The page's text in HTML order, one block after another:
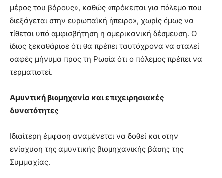
μέρος του βάρους», καθώς «πρόκειται για πόλεμο που
διεξάγεται στην ευρωπαϊκή ήπειρο», χωρίς όμως να
τίθεται υπό αμφισβήτηση η αμερικανική δέσμευση. Ο
ίδιος ξεκαθάρισε ότι θα πρέπει ταυτόχρονα να σταλεί
σαφές μήνυμα προς τη Ρωσία ότι ο πόλεμος πρέπει να
τερματιστεί.
Αμυντική βιομηχανία και επιχειρησιακές
δυνατότητες
Ιδιαίτερη έμφαση αναμένεται να δοθεί και στην
ενίσχυση της αμυντικής βιομηχανικής βάσης της
Συμμαχίας.